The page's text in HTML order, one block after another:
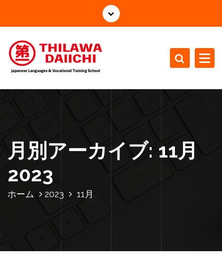
テ
キ
月別アーカイブ: 11月
2023
ホーム 2023 11月